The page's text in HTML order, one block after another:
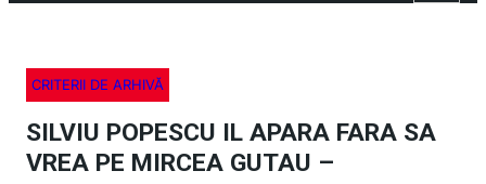
CRITERII DE ARHIVĂ
SILVIU POPESCU IL APARA FARA SA
VREA PE MIRCEA GUTAU –